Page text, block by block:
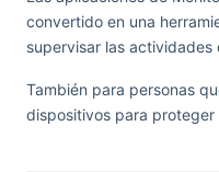
convertido en una
supervisar las actividades
También para personas
dispositivos para